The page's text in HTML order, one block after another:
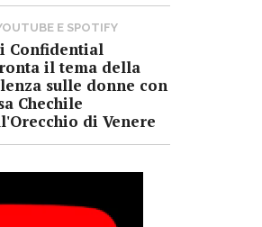
E SPOTIFY
Confidential
il tema della
sulle donne con
Chechile
di Venere